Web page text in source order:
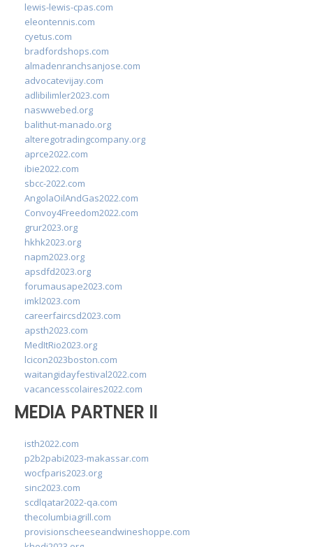
lewis-lewis-cpas.com
eleontennis.com
cyetus.com
bradfordshops.com
almadenranchsanjose.com
advocatevijay.com
adlibilimler2023.com
naswwebed.org
balithut-manado.org
alteregotradingcompany.org
aprce2022.com
ibie2022.com
sbcc-2022.com
AngolaOilAndGas2022.com
Convoy4Freedom2022.com
grur2023.org
hkhk2023.org
napm2023.org
apsdfd2023.org
forumausape2023.com
imkl2023.com
careerfaircsd2023.com
apsth2023.com
MedItRio2023.org
lcicon2023boston.com
waitangidayfestival2022.com
vacancesscolaires2022.com
MEDIA PARTNER II
isth2022.com
p2b2pabi2023-makassar.com
wocfparis2023.org
sinc2023.com
scdlqatar2022-qa.com
thecolumbiagrill.com
provisionscheeseandwineshoppe.com